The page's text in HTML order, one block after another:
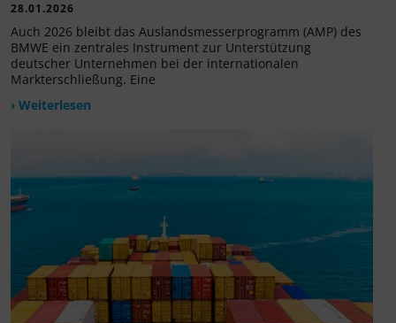
28.01.2026
Auch 2026 bleibt das Auslandsmesserprogramm (AMP) des
BMWE ein zentrales Instrument zur Unterstützung
deutscher Unternehmen bei der internationalen
Markterschließung. Eine
› Weiterlesen